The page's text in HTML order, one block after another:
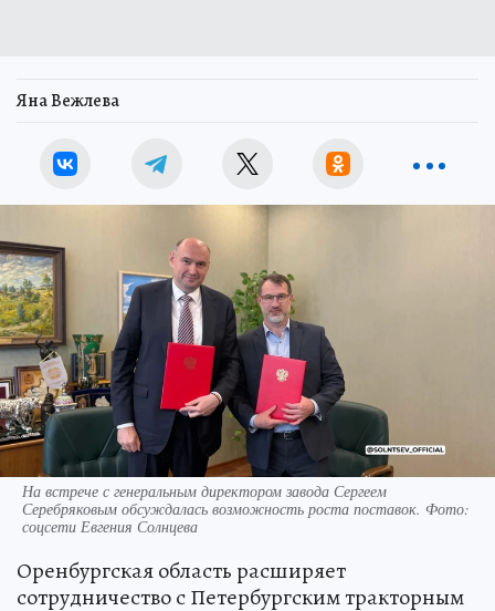
Яна Вежлева
На встрече с генеральным директором завода Сергеем
Серебряковым обсуждалась возможность роста поставок. Фото:
соцсети Евгения Солнцева
Оренбургская область расширяет
сотрудничество с Петербургским тракторным